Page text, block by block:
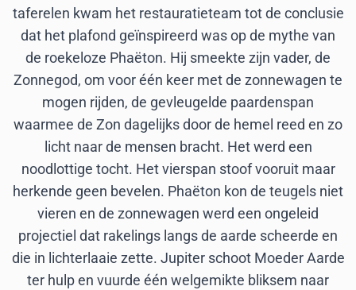
taferelen kwam het restauratieteam tot de conclusie
dat het plafond geïnspireerd was op de mythe van
de roekeloze Phaëton. Hij smeekte zijn vader, de
Zonnegod, om voor één keer met de zonnewagen te
mogen rijden, de gevleugelde paardenspan
waarmee de Zon dagelijks door de hemel reed en zo
licht naar de mensen bracht. Het werd een
noodlottige tocht. Het vierspan stoof vooruit maar
herkende geen bevelen. Phaëton kon de teugels niet
vieren en de zonnewagen werd een ongeleid
projectiel dat rakelings langs de aarde scheerde en
die in lichterlaaie zette. Jupiter schoot Moeder Aarde
ter hulp en vuurde één welgemikte bliksem naar